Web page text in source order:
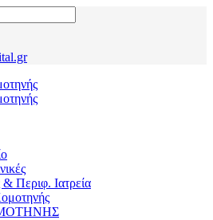
Περιφ. Ιατρεία